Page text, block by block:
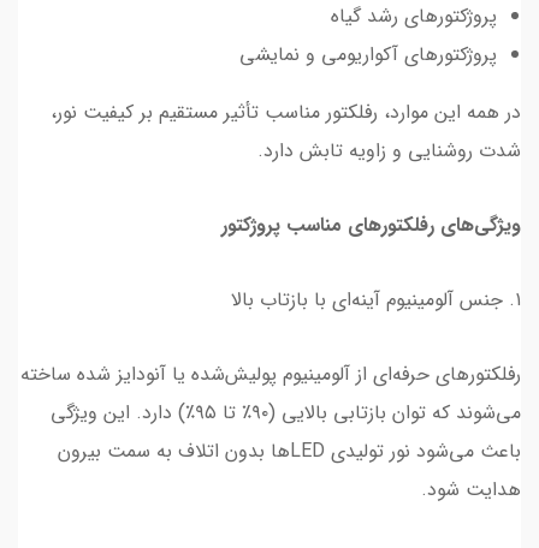
پروژکتورهای رشد گیاه
پروژکتورهای آکواریومی و نمایشی
در همه این موارد، رفلکتور مناسب تأثیر مستقیم بر کیفیت نور،
شدت روشنایی و زاویه تابش دارد.
ویژگی‌های رفلکتورهای مناسب پروژکتور
۱. جنس آلومینیوم آینه‌ای با بازتاب بالا
رفلکتورهای حرفه‌ای از آلومینیوم پولیش‌شده یا آنودایز شده ساخته
می‌شوند که توان بازتابی بالایی (۹۰٪ تا ۹۵٪) دارد. این ویژگی
باعث می‌شود نور تولیدی LED‌ها بدون اتلاف به سمت بیرون
هدایت شود.